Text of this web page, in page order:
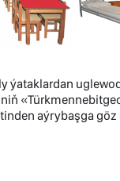
ýataklardan
aýrybaşga